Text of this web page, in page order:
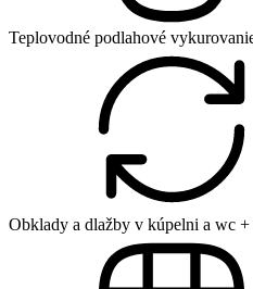
Teplovodné podlahové
Obklady a dlažby v kúpelni a wc